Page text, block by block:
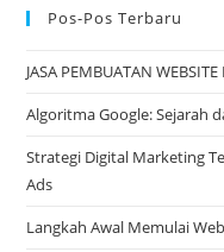
Pos-Pos Terbaru
JASA PEMBUATAN
Algoritma Google: Sejarah
Strategi Digital Marketing
Ads
Langkah Awal Memulai